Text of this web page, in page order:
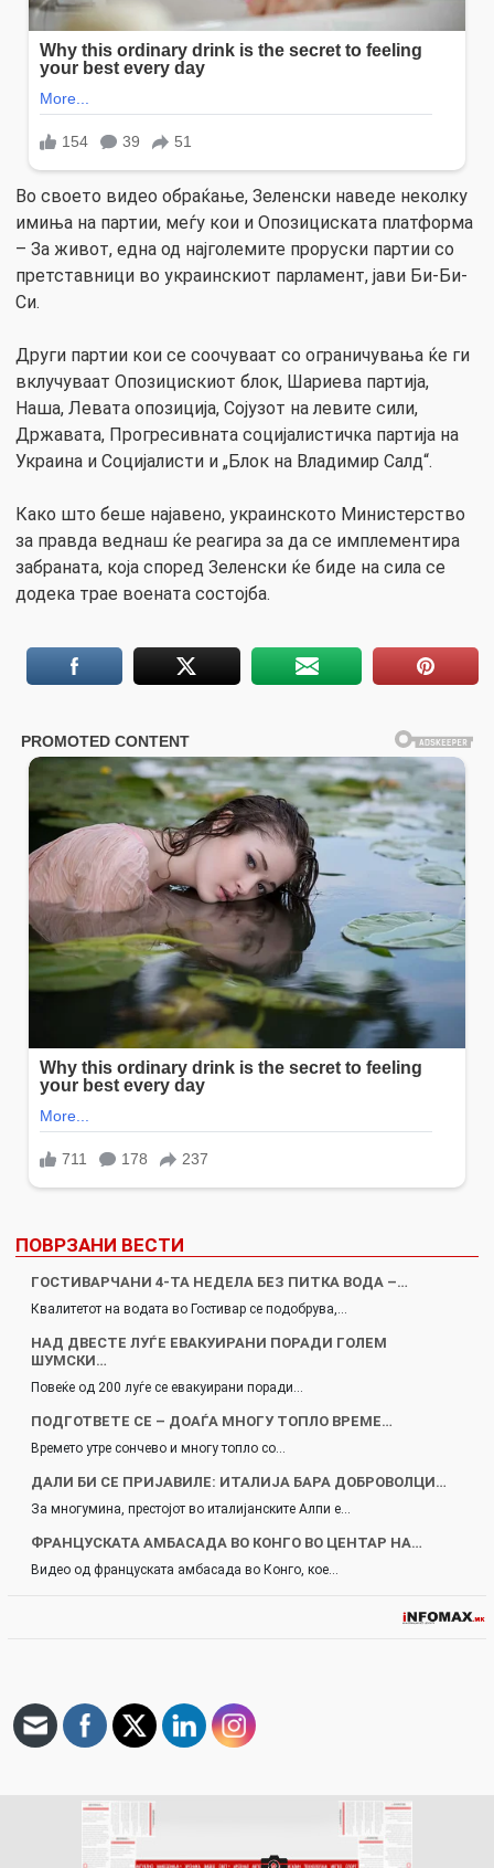
Во своето видео обраќање, Зеленски наведе неколку
имиња на партии, меѓу кои и Опозициската платформа
– За живот, една од најголемите проруски партии со
претставници во украинскиот парламент, јави Би-Би-
Си.
Други партии кои се соочуваат со ограничувања ќе ги
вклучуваат Опозицискиот блок, Шариева партија,
Наша, Левата опозиција, Сојузот на левите сили,
Државата, Прогресивната социјалистичка партија на
Украина и Социјалисти и „Блок на Владимир Салд“.
Како што беше најавено, украинското Министерство
за правда веднаш ќе реагира за да се имплементира
забраната, која според Зеленски ќе биде на сила се
додека трае воената состојба.
ПОВРЗАНИ ВЕСТИ
ГОСТИВАРЧАНИ 4-ТА НЕДЕЛА БЕЗ ПИТКА ВОДА –…
Квалитетот на водата во Гостивар се подобрува,…
НАД ДВЕСТЕ ЛУЃЕ ЕВАКУИРАНИ ПОРАДИ ГОЛЕМ
ШУМСКИ…
Повеќе од 200 луѓе се евакуирани поради…
ПОДГОТВЕТЕ СЕ – ДОАЃА МНОГУ ТОПЛО ВРЕМЕ…
Времето утре сончево и многу топло со…
ДАЛИ БИ СЕ ПРИЈАВИЛЕ: ИТАЛИЈА БАРА ДОБРОВОЛЦИ…
За многумина, престојот во италијанските Алпи е…
ФРАНЦУСКАТА АМБАСАДА ВО КОНГО ВО ЦЕНТАР НА…
Видео од француската амбасада во Конго, кое…